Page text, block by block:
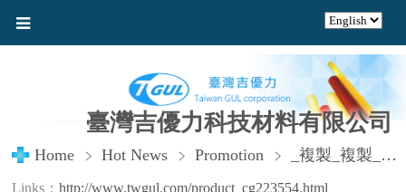
臺灣吉優力科技材料有限公司
Home Hot News Promotion _複製_複製_複製
Links： http://www.twgul.com/product_cg223554.html